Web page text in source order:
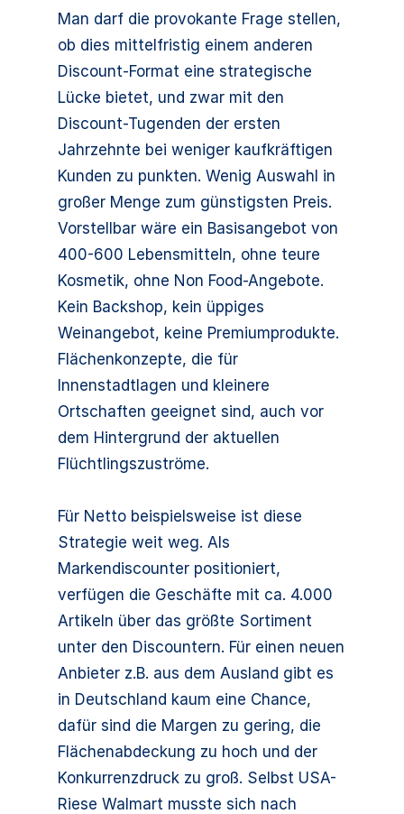
Man darf die provokante Frage stellen,
ob dies mittelfristig einem anderen
Discount-Format eine strategische
Lücke bietet, und zwar mit den
Discount-Tugenden der ersten
Jahrzehnte bei weniger kaufkräftigen
Kunden zu punkten. Wenig Auswahl in
großer Menge zum günstigsten Preis.
Vorstellbar wäre ein Basisangebot von
400-600 Lebensmitteln, ohne teure
Kosmetik, ohne Non Food-Angebote.
Kein Backshop, kein üppiges
Weinangebot, keine Premiumprodukte.
Flächenkonzepte, die für
Innenstadtlagen und kleinere
Ortschaften geeignet sind, auch vor
dem Hintergrund der aktuellen
Flüchtlingszuströme.
Für Netto beispielsweise ist diese
Strategie weit weg. Als
Markendiscounter positioniert,
verfügen die Geschäfte mit ca. 4.000
Artikeln über das größte Sortiment
unter den Discountern. Für einen neuen
Anbieter z.B. aus dem Ausland gibt es
in Deutschland kaum eine Chance,
dafür sind die Margen zu gering, die
Flächenabdeckung zu hoch und der
Konkurrenzdruck zu groß. Selbst USA-
Riese Walmart musste sich nach